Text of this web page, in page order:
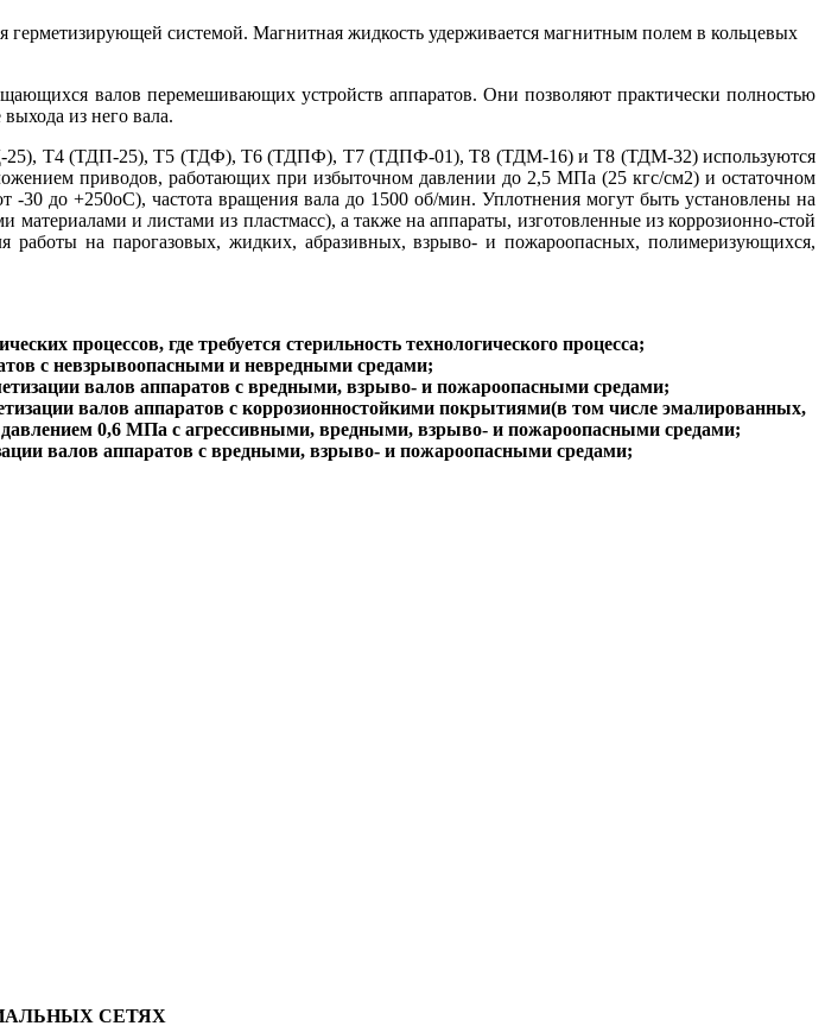
герметизирующей системой. Магнитная жидкость удерживается магнитным полем в кольцевых
валов перемешивающих устройств аппаратов. Они позволяют практически полностью
из него вала.
25), Т4 (ТДП-25), Т5 (ТДФ), Т6 (ТДПФ), Т7 (ТДПФ-01), Т8 (ТДМ-16) и Т8 (ТДМ-32) используются
приводов, работающих при избыточном давлении до 2,5 МПа (25 кгс/см2) и остаточном
30 до +250oС), частота вращения вала до 1500 об/мин. Уплотнения могут быть установлены на
и листами из пластмасс), а также на аппараты, изготовленные из коррозионно-стой
работы на парогазовых, жидких, абразивных, взрыво- и пожароопасных, полимеризующихся,
процессов, где требуется стерильность технологического процесса;
с невзрывоопасными и невредными средами;
валов аппаратов с вредными, взрыво- и пожароопасными средами;
валов аппаратов с коррозионностойкими покрытиями(в том числе эмалированных,
0,6 МПа с агрессивными, вредными, взрыво- и пожароопасными средами;
валов аппаратов с вредными, взрыво- и пожароопасными средами;
СЕТЯХ